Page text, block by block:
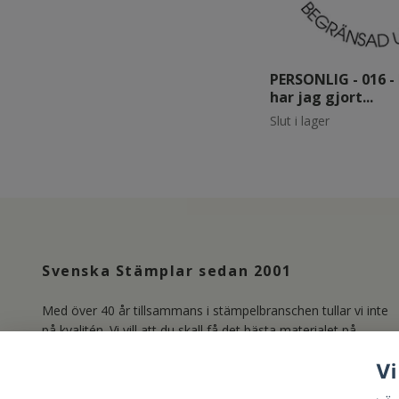
PERSONLIG - 016
har jag gjort...
Slut i lager
Svenska Stämplar sedan 2001
Med över 40 år tillsammans i stämpelbranschen tullar vi inte
på kvalitén. Vi vill att du skall få det bästa materialet på
Photopolymer. Läs mer om oss under länken Kundservice.